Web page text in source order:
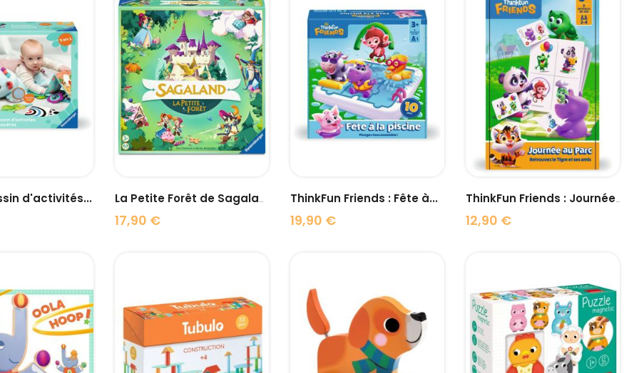
visibility
d'activités...
visibility
La Petite Forêt de Sagaland
17,90 €
Prix
visibility
ThinkFun Friends : Fête à...
19,90 €
Prix
visibility
ThinkFun Friends : Journée...
12,90 €
Prix
visibility visibility visibility visibility